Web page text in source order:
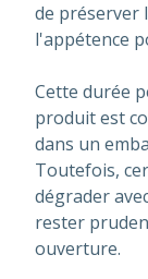
de préserver
l'appétence
Cette durée
produit est
dans un
Toutefois,
dégrader
rester
ouverture.